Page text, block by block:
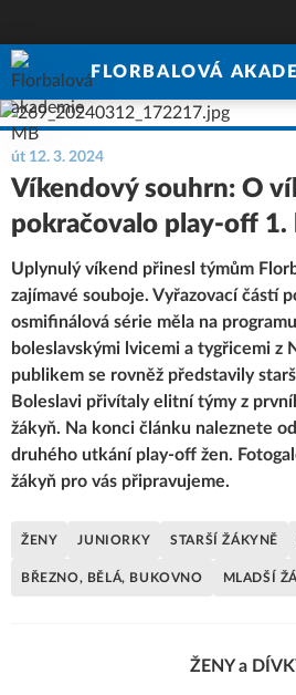
FLORBALOVÁ
út 12. 3. 2024
Víkendový souhrn: O
pokračovalo play-off 1.
Uplynulý víkend přinesl týmům
zajímavé souboje. Vyřazovací částí
osmifinálová série měla na
boleslavskými lvicemi a tygřicemi z
publikem se rovněž představily
Boleslavi přivítaly elitní týmy z
žákyň. Na konci článku naleznete
druhého utkání play-off žen.
žákyň pro vás připravujeme.
ŽENY JUNIORKY STARŠÍ ŽÁKYNĚ
BŘEZNO, BĚLÁ, BUKOVNO MLADŠÍ
ŽENY a